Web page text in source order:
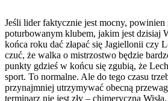
Jeśli lider faktycznie jest mocny, powinien
poturbowanym klubem, jakim jest dzisiaj
końca roku dać złapać się Jagiellonii czy
czuć, że walka o mistrzostwo będzie
punkty gdzieś w końcu się zgubią, że
sport. To normalne. Ale do tego czasu
przynajmniej utrzymywać obecną
terminarz nie jest zły – chimeryczna